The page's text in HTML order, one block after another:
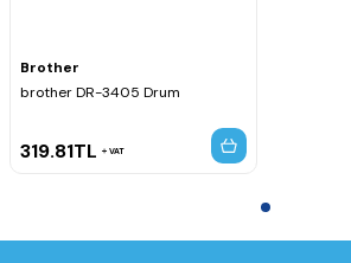
Brother
brother DR-3405 Drum
319.81TL VAT